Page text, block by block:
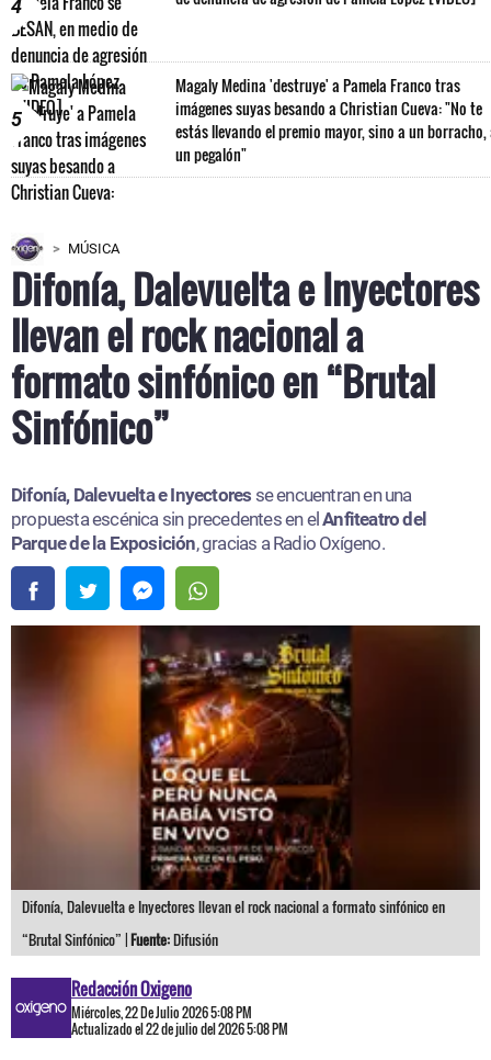
4
5
Magaly Medina 'destruye' a Pamela Franco tras
imágenes suyas besando a Christian Cueva: "No te
estás llevando el premio mayor, sino a un borracho,
un pegalón"
MÚSICA
Difonía, Dalevuelta e Inyectores
llevan el rock nacional a
formato sinfónico en “Brutal
Sinfónico”
Difonía, Dalevuelta e Inyectores se encuentran en una
propuesta escénica sin precedentes en elAnfiteatro del
Parque de la Exposición, gracias a Radio Oxígeno.
Difonía, Dalevuelta e Inyectores llevan el rock nacional a formato sinfónico en
“Brutal Sinfónico” |Fuente:Difusión
Redacción Oxigeno
Miércoles, 22 De Julio 2026 5:08 PM
Actualizado el 22 de julio del 2026 5:08 PM